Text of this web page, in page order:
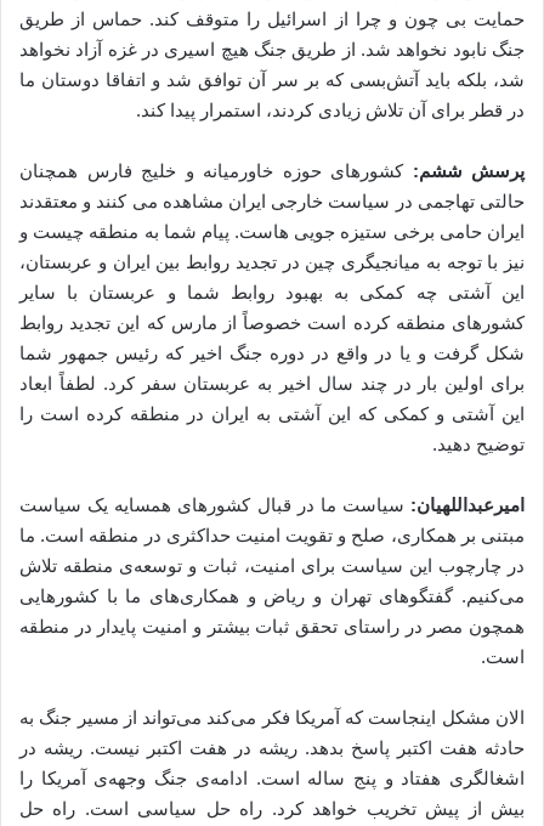
حمایت بی چون و چرا از اسرائیل را متوقف کند. حماس از طریق
جنگ نابود نخواهد شد. از طریق جنگ هیچ اسیری در غزه آزاد نخواهد
شد، بلکه باید آتش‌بسی که بر سر آن توافق شد و اتفاقا دوستان ما
در قطر برای آن تلاش زیادی کردند، استمرار پیدا کند.
پرسش ششم:کشورهای حوزه خاورمیانه و خلیج فارس همچنان
حالتی تهاجمی در سیاست خارجی ایران مشاهده می کنند و معتقدند
ایران حامی برخی ستیزه جویی هاست. پیام شما به منطقه چیست و
نیز با توجه به میانجیگری چین در تجدید روابط بین ایران و عربستان،
این آشتی چه کمکی به بهبود روابط شما و عربستان با سایر
کشورهای منطقه کرده است خصوصاً از مارس که این تجدید روابط
شکل گرفت و یا در واقع در دوره جنگ اخیر که رئیس جمهور شما
برای اولین بار در چند سال اخیر به عربستان سفر کرد. لطفاً ابعاد
این آشتی و کمکی که این آشتی به ایران در منطقه کرده است را
توضیح دهید.
امیرعبداللهیان: سیاست ما در قبال کشورهای همسایه‌ یک سیاست
مبتنی بر همکاری، صلح و تقویت امنیت حداکثری در منطقه است. ما
در چارچوب این سیاست برای امنیت، ثبات و توسعه‌ی منطقه تلاش
می‌کنیم. گفتگوهای تهران و ریاض و همکاری‌های ما با کشورهایی
همچون مصر در راستای تحقق ثبات بیشتر و امنیت پایدار در منطقه
است.
الان مشکل اینجاست که آمریکا فکر می‌کند می‌تواند از مسیر جنگ به
حادثه هفت اکتبر پاسخ بدهد. ریشه در هفت اکتبر نیست. ریشه در
اشغالگری هفتاد و پنج ساله است. ادامه‌ی جنگ وجهه‌ی آمریکا را
بیش از پیش تخریب خواهد کرد. راه حل سیاسی است. راه حل